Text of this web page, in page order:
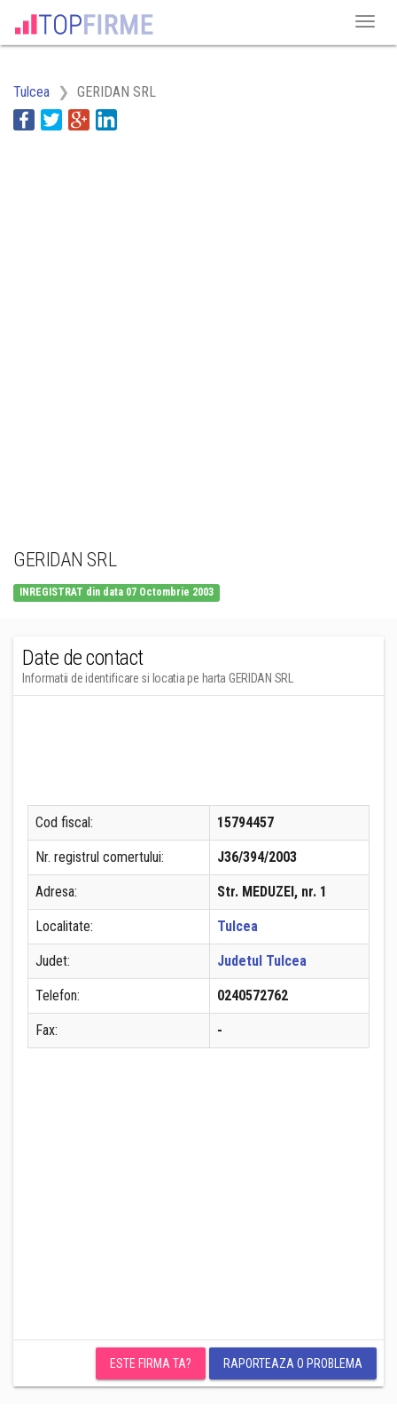
Tulcea GERIDAN SRL
GERIDAN SRL
INREGISTRAT din data 07 Octombrie 2003
Date de contact
Informatii de identificare si locatia pe harta GERIDAN SRL
Cod fiscal: 15794457
Nr. registrul comertului: J36/394/2003
Adresa: Str. MEDUZEI, nr. 1
Localitate: Tulcea
Judet: Judetul Tulcea
Telefon: 0240572762
Fax: -
ESTE FIRMA TA? RAPORTEAZA O PROBLEMA